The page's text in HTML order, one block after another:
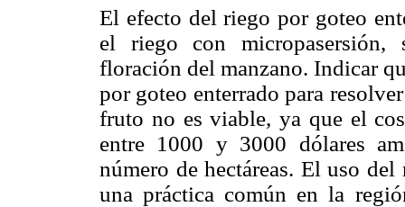
El efecto del riego por goteo
el riego con micropasersión,
floración del manzano. Indicar
por goteo enterrado para
fruto no es viable, ya que el
entre 1000 y 3000 dólares
número de hectáreas. El uso
una práctica común en la